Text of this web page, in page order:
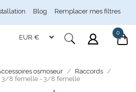
Blog Remplacer mes filtres
0
osmoseur
Raccords
3/8 femelle - 3/8 femelle